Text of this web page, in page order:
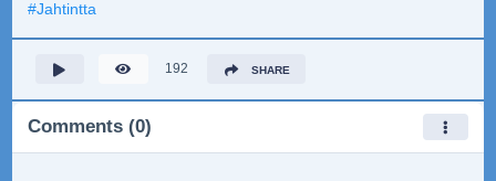
#Jahtintta
192 SHARE
Comments (0)